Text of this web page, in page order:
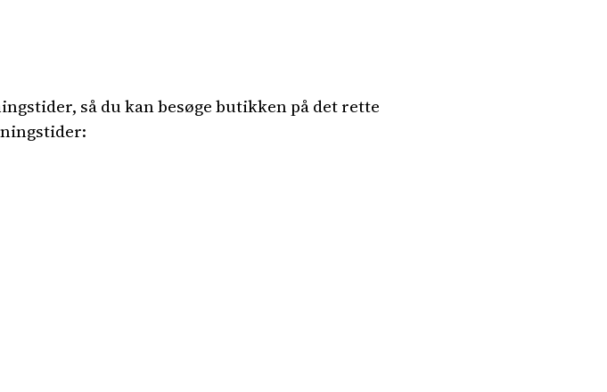
så du kan besøge butikken på det rette